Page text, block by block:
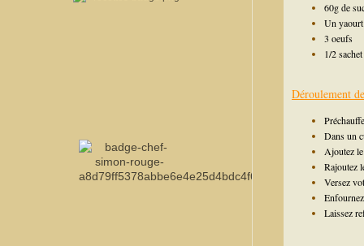
60g de
Un
3 oeufs
1/2
Déroulement
Dans un
Ajoutez
Rajoutez
Versez
Laissez